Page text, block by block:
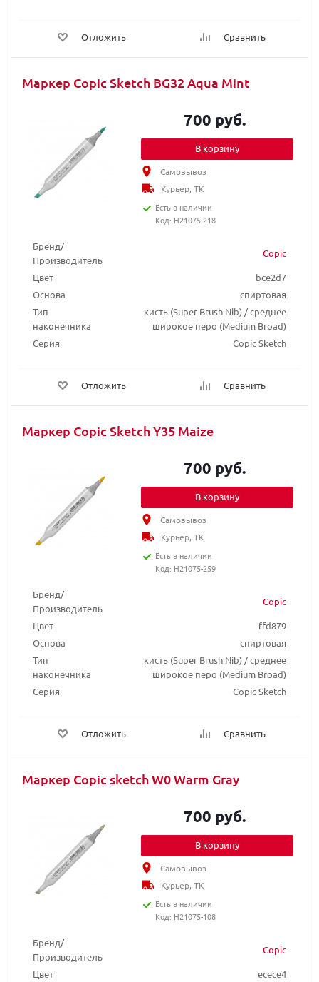
Отложить Сравнить
Маркер Copic Sketch BG32 Aqua Mint
Бренд/
Производитель
Copic
Цвет
bce2d7
Основа
спиртовая
Тип
наконечника
кисть (Super Brush Nib) / среднее
широкое перо (Medium Broad)
Серия
Copic Sketch
Отложить Сравнить
700 руб.
В корзину
Самовывоз
Курьер, ТК
Есть в наличии
Код: H21075-218
Маркер Copic Sketch Y35 Maize
Бренд/
Производитель
Copic
Цвет
ffd879
Основа
спиртовая
Тип
наконечника
кисть (Super Brush Nib) / среднее
широкое перо (Medium Broad)
Серия
Copic Sketch
Отложить Сравнить
700 руб.
В корзину
Самовывоз
Курьер, ТК
Есть в наличии
Код: H21075-259
Маркер Copic sketch W0 Warm Gray
Бренд/
Производитель
Copic
Цвет
ecece4
700 руб.
В корзину
Самовывоз
Курьер, ТК
Есть в наличии
Код: H21075-108